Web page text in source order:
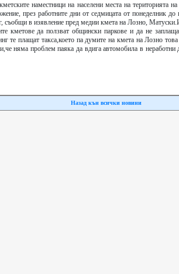
наместници на населени места на територията
през работните дни от седмицата от понеделник до
съобщи в изявление пред медии кмета на Лозно,
кметове да ползват общински паркове и да не
те плащат такса,което па думите на кмета на Лозно
няма проблем паяка да вдига автомобила в неработни
Назад кън всички новини